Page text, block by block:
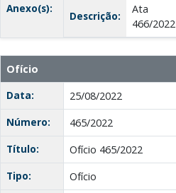
Anexo(s):
Descrição:
Ata
466/2022
Ofício
Data:
25/08/2022
Número:
465/2022
Título:
Ofício 465/2022
Tipo:
Ofício